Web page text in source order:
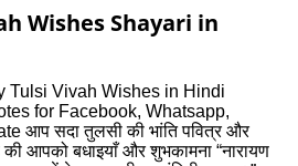
Wishes Shayari in
Tulsi Vivah Wishes in Hindi
for Facebook, Whatsapp,
आप सदा तुलसी की भांति पवित्र और
की आपको बधाइयाँ और शुभकामना “नारायण